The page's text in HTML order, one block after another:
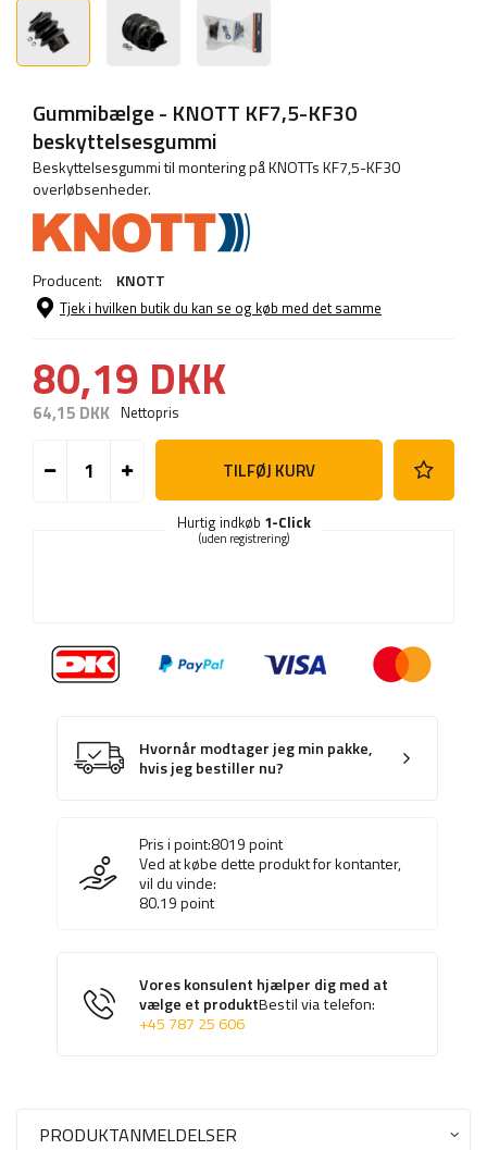
Gummibælge - KNOTT KF7,5-KF30
beskyttelsesgummi
Beskyttelsesgummi til montering på KNOTTs KF7,5-KF30
overløbsenheder.
Producent: KNOTT
Tjek i hvilken butik du kan se og køb med det samme
80,19 DKK
64,15 DKK Nettopris
TILFØJ KURV
Hurtig indkøb 1-Click
(uden registrering)
Hvornår modtager jeg min pakke,
hvis jeg bestiller nu?
Pris i point:8019point
Ved at købe dette produkt for kontanter,
vil du vinde:
80.19point
Vores konsulent hjælper dig med at
vælge et produktBestil via telefon:
+45 787 25 606
PRODUKTANMELDELSER